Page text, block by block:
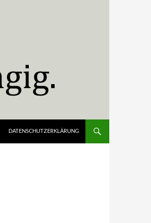
DATENSCHUTZERKLÄRUNG